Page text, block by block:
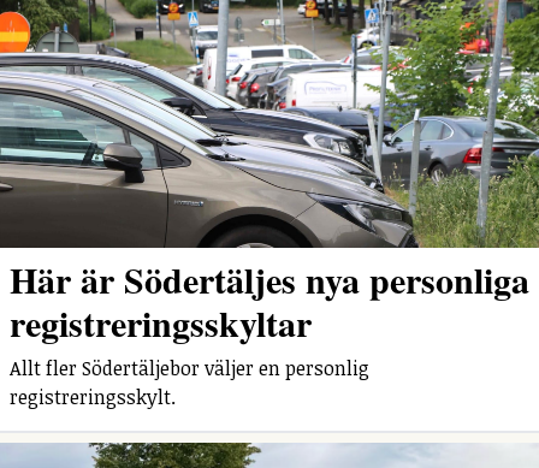
Här är Södertäljes nya personliga
registreringsskyltar
Allt fler Södertäljebor väljer en personlig
registreringsskylt.